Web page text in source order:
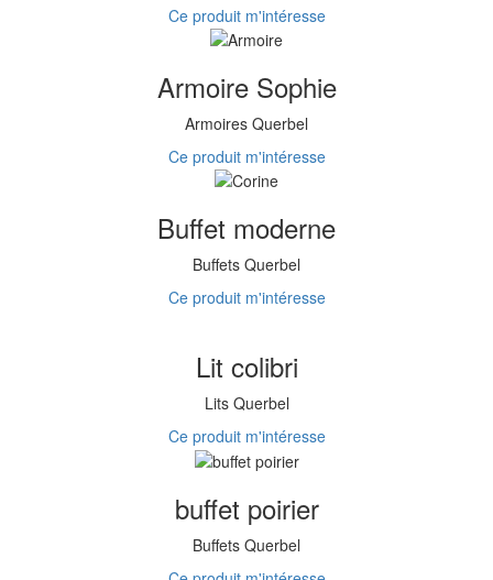
Ce produit m'intéresse
Armoire Sophie
Armoires Querbel
Ce produit m'intéresse
Buffet moderne
Buffets Querbel
Ce produit m'intéresse
Lit colibri
Lits Querbel
Ce produit m'intéresse
buffet poirier
Buffets Querbel